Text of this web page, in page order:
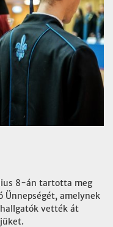
8-án tartotta meg
Ünnepségét, amelynek
vették át